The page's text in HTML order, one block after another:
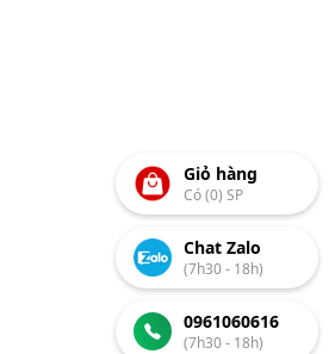
Giỏ hàng
Có (0) SP
Chat Zalo
(7h30 - 18h)
0961060616
(7h30 - 18h)